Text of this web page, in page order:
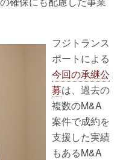
フジトランス
ポートによる
今回の承継公
募は、過去の
複数のM&A
案件で成約を
支援した実績
もあるM&A